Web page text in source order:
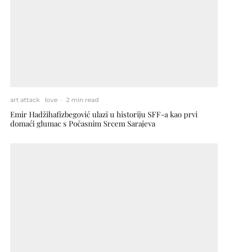
art attack love · 2 min read
Emir Hadžihafizbegović ulazi u historiju SFF-a kao prvi
domaći glumac s Počasnim Srcem Sarajeva